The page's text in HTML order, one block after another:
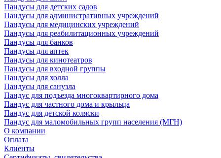
Пандусы для детских садов
Пандусы для административных учреждений
Пандусы для медицинских учреждений
Пандусы для реабилитационных учреждений
Пандусы для банков
Пандусы для аптек
Пандусы для кинотеатров
Пандусы для входной группы
Пандусы для холла
Пандусы для санузла
Пандус для подъезда многоквартирного дома
Пандус для частного дома и крыльца
Пандус для детской коляски
Пандус для маломобильных групп населения (МГН)
О компании
Оплата
Клиенты